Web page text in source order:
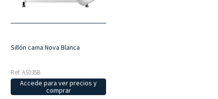
Sillón cama Nova Blanca
Ref: AS035B
Accede para ver precios y
comprar